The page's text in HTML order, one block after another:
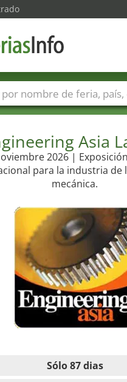
Asia
2026 |
para la industria de
mecánica.
Sólo 87 dias
de ferias Países
de proveedor de servicios